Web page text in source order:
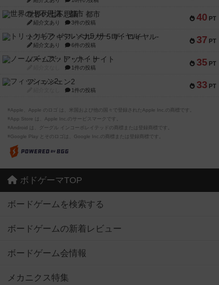
40 PT
世界の七不思議：都市
紹介文あり 3件の投稿
37 PT
トリックギア - ペルソナ5 ザ・ロイヤル-
紹介文あり 6件の投稿
35 PT
ノームズ・アット・ナイト
1件の投稿
33 PT
フィッシェン2
1件の投稿
※Apple、Apple のロゴ は、米国および他の国々で登録されたApple Inc.の商標です。
※App Store は、Apple Inc.のサービスマークです。
※Android は、グーグル インコーポレイテッドの商標または登録商標です。
※Google Play とそのロゴは、Google Inc.の商標または登録商標です。
ボドゲーマTOP
ボードゲームを検索する
ボードゲームの新着レビュー
ボードゲーム会情報
メカニクス特集